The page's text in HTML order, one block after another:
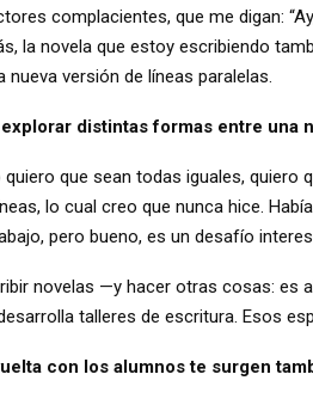
complacientes, que me digan:
la novela que estoy escribiendo
nueva versión de líneas paralelas.
distintas formas entre una
quiero que sean todas iguales,
lo cual creo que nunca hice.
pero bueno, es un desafío
novelas —y hacer otras cosas: es
talleres de escritura. Esos
con los alumnos te surgen